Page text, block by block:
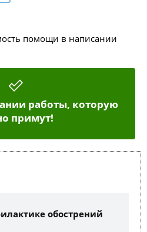
помощи в написании
работы, которую
примут!
обострений